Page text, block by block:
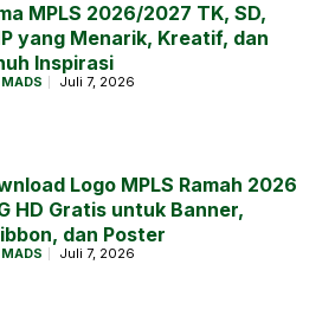
MPLS 2026/2027 TK, SD,
yang Menarik, Kreatif, dan
Inspirasi
Juli 7, 2026
Logo MPLS Ramah 2026
HD Gratis untuk Banner,
dan Poster
Juli 7, 2026